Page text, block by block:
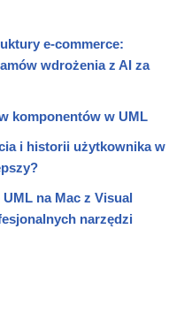
e-commerce:
wdrożenia z AI za
komponentów w UML
i historii użytkownika w
na Mac z Visual
narzędzi